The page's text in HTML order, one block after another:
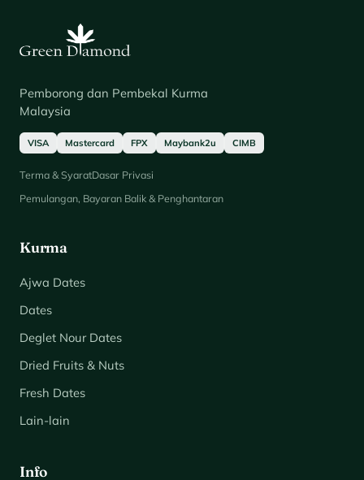
Pemborong dan Pembekal Kurma
Malaysia
VISA Mastercard FPX Maybank2u CIMB
Terma & SyaratDasar Privasi
Pemulangan, Bayaran Balik & Penghantaran
Kurma
Ajwa Dates
Dates
Deglet Nour Dates
Dried Fruits & Nuts
Fresh Dates
Lain-lain
Info